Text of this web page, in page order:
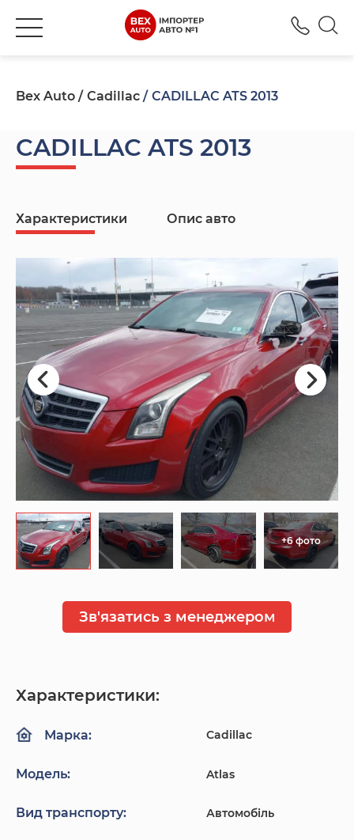
Bex Auto Cadillac CADILLAC ATS 2013
CADILLAC ATS 2013
Характеристики Опис авто
+6 фото
Зв'язатись з менеджером
Характеристики:
Марка: Cadillac
Модель: Atlas
Вид транспорту: Автомобіль